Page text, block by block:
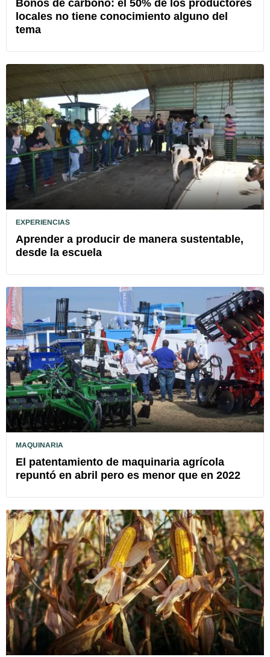
Bonos de carbono: el 50% de los productores
locales no tiene conocimiento alguno del
tema
EXPERIENCIAS
Aprender a producir de manera sustentable,
desde la escuela
MAQUINARIA
El patentamiento de maquinaria agrícola
repuntó en abril pero es menor que en 2022